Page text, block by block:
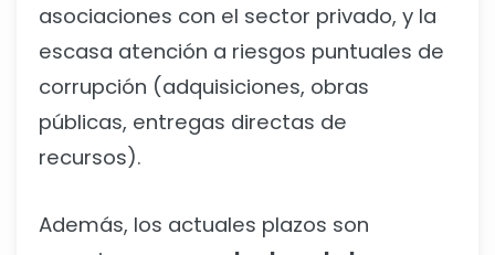
asociaciones con el sector privado, y la
escasa atención a riesgos puntuales de
corrupción (adquisiciones, obras
públicas, entregas directas de
recursos).
Además, los actuales plazos son